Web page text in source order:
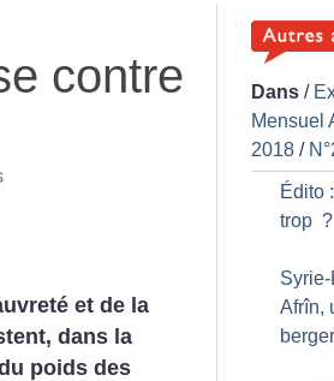
contre
et de la
dans la
poids des
Dans /
Mensuel
2018 /
Édito
trop ?
Afrîn,